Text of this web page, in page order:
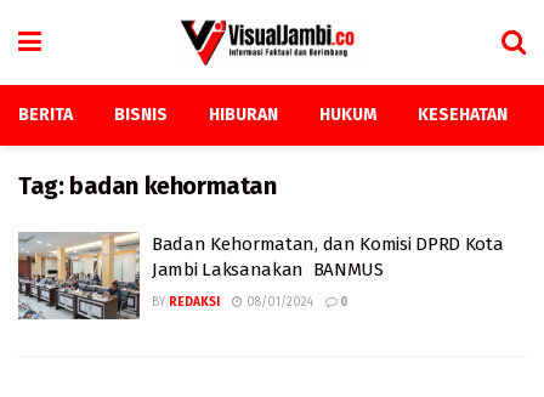
BERITA BISNIS HIBURAN HUKUM KESEHATAN
Tag: badan kehormatan
Badan Kehormatan, dan Komisi DPRD Kota
Jambi Laksanakan BANMUS
BY REDAKSI 08/01/2024 0